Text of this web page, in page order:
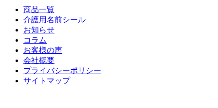
商品一覧
介護用名前シール
お知らせ
コラム
お客様の声
会社概要
プライバシーポリシー
サイトマップ